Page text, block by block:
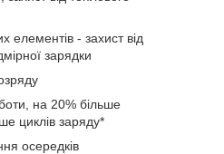
елементів - захист від
зарядки
на 20% більше
циклів заряду*
осередків